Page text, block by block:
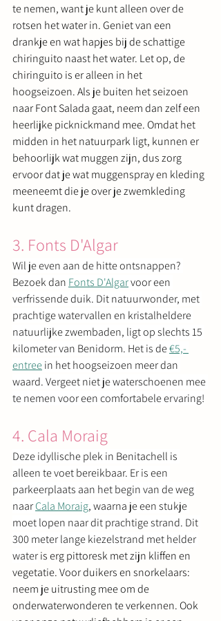
te nemen, want je kunt alleen over de
rotsen het water in. Geniet van een
drankje en wat hapjes bij de schattige
chiringuito naast het water. Let op, de
chiringuito is er alleen in het
hoogseizoen. Als je buiten het seizoen
naar Font Salada gaat, neem dan zelf een
heerlijke picknickmand mee. Omdat het
midden in het natuurpark ligt, kunnen er
behoorlijk wat muggen zijn, dus zorg
ervoor dat je wat muggenspray en kleding
meeneemt die je over je zwemkleding
kunt dragen.
3. Fonts D'Algar
Wil je even aan de hitte ontsnappen?
Bezoek dan Fonts D'Algar voor een
verfrissende duik. Dit natuurwonder, met
prachtige watervallen en kristalheldere
natuurlijke zwembaden, ligt op slechts 15
kilometer van Benidorm. Het is de €5,-
entree in het hoogseizoen meer dan
waard. Vergeet niet je waterschoenen mee
te nemen voor een comfortabele ervaring!
4. Cala Moraig
Deze idyllische plek in Benitachell is
alleen te voet bereikbaar. Er is een
parkeerplaats aan het begin van de weg
naar Cala Moraig, waarna je een stukje
moet lopen naar dit prachtige strand. Dit
300 meter lange kiezelstrand met helder
water is erg pittoresk met zijn kliffen en
vegetatie. Voor duikers en snorkelaars:
neem je uitrusting mee om de
onderwaterwonderen te verkennen. Ook